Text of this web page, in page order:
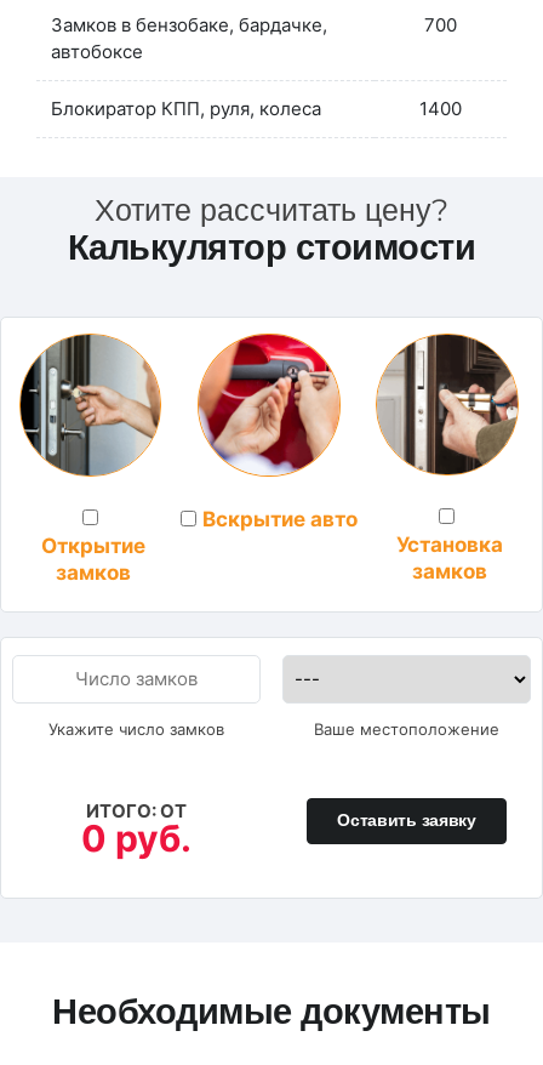
Замков в бензобаке, бардачке,
автобоксе
700
Блокиратор КПП, руля, колеса 1400
Хотите рассчитать цену?
Калькулятор стоимости
Открытие
замков
Вскрытие авто
Установка
замков
Укажите число замков Ваше местоположение
ИТОГО: ОТ
0 руб. Оставить заявку
Необходимые документы